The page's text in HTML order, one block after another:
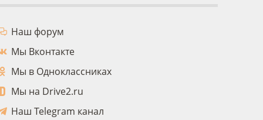
Наш форум
Мы Вконтакте
Мы в Одноклассниках
Мы на Drive2.ru
Наш Telegram канал